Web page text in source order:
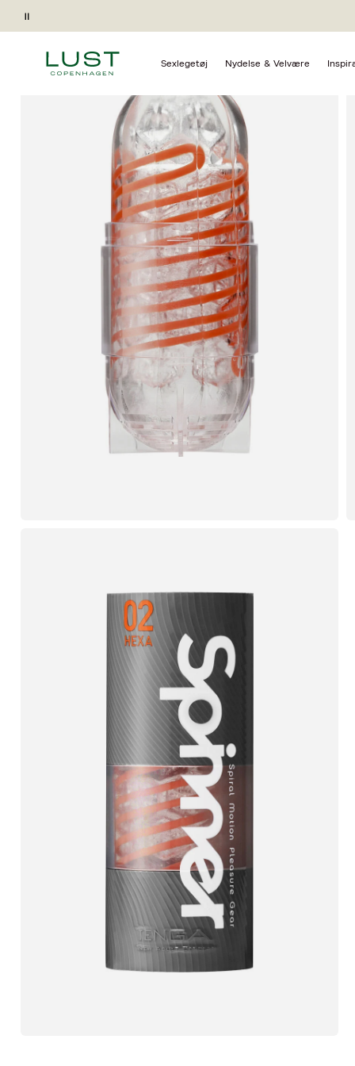
Pause
Sexlegetøj Nydelse & Velvære